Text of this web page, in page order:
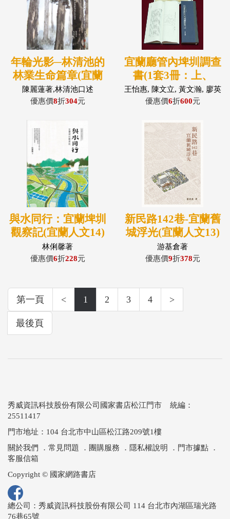
年輪光影─林清池的
林業生命篇章(宜蘭
人文15)
陳麗蓮著,林清池口述
優惠價8折304元
宜蘭廳管內埤圳調查
書(1套3冊：上、
下、圖冊)
王怡惠, 陳文立, 黃文瀚, 廖英
杰編輯.編註; 林英俊譯
優惠價6折600元
與水同行：宜蘭埤圳
觀察記(宜蘭人文14)
林俐馨著
優惠價6折228元
新民路142巷-宜蘭舊
城浮光(宜蘭人文13)
游基倉著
優惠價9折378元
第一頁 < 1 2 3 4 >
最後頁
秀威資訊科技股份有限公司國家書店松江門市 統編：
25511417
門市地址：104 台北市中山區松江路209號1樓
關於我們
． 常見問題 ． 團購服務 ． 隱私權說明 ． 門市據點 ．
客服信箱
Copyright © 國家網路書店
總公司：秀威資訊科技股份有限公司 114 台北市內湖區瑞光路
76巷65號